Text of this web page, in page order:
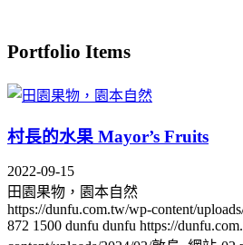
Portfolio Items
村長的水果 Mayor’s Fruits
2022-09-15
田園果物，園本自然
https://dunfu.com.tw/wp-content/
872 1500 dunfu dunfu https://